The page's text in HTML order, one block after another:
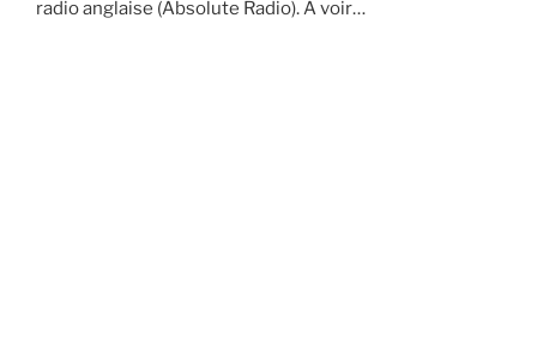
radio anglaise (Absolute Radio). A voir…